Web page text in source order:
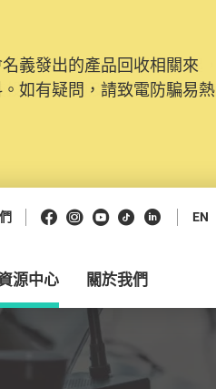
義發出的產品回收相關來
如有疑問，請致電防騙易熱
。由2025年11月10日起，
訴、查詢及建議。所有提交
Facebook
Instagram
Youtube
抖音領英 EN
源中心 關於我們